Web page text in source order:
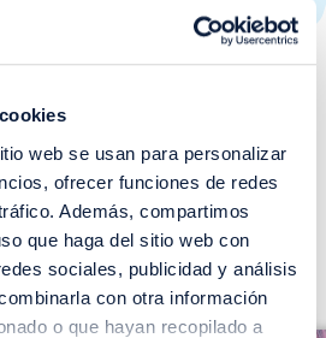
web se usan para personalizar
ofrecer funciones de redes
Además, compartimos
que haga del sitio web con
sociales, publicidad y análisis
con otra información
o que hayan recopilado a